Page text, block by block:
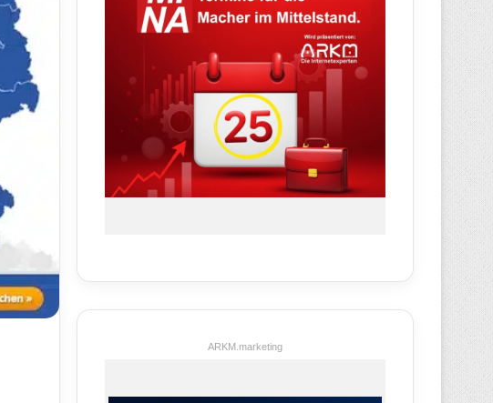
ARKM.marketing